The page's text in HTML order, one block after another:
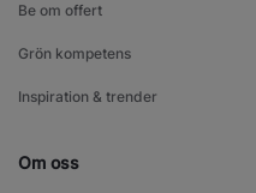
Be om offert
Grön kompetens
Inspiration & trender
Om oss